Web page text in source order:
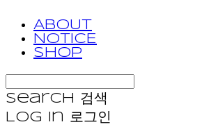
ABOUT
NOTICE
SHOP
Search
검색
Log In 로그인